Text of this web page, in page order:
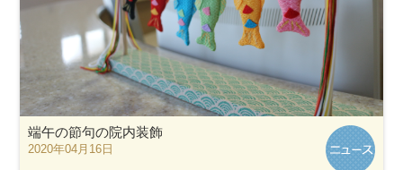
端午の節句の院内装飾
2020年04月16日